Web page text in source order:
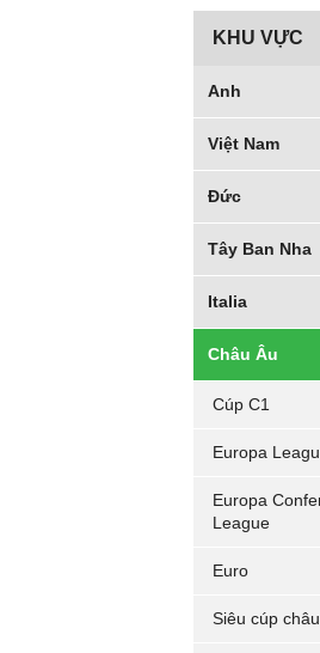
KHU VỰC
Anh
Việt Nam
Đức
Tây Ban Nha
Italia
Châu Âu
Cúp C1
Europa
Europa
League
Euro
Siêu cúp